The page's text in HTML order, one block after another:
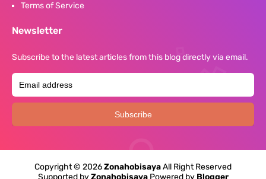
Terms of Service
Newsletter
Subscribe to the latest articles from this blog directly via email.
Copyright © 2026ZonahobisayaAll Right Reserved
Supported byZonahobisayaPowered by Blogger